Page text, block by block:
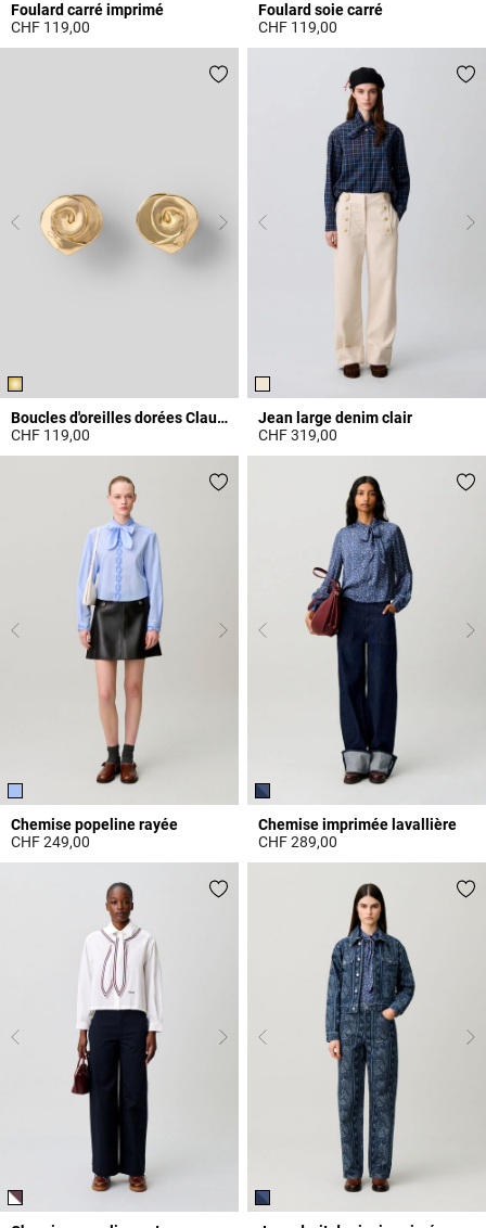
Foulard carré imprimé
CHF 119,00
5 out of 5 Customer Rating
Foulard soie carré
CHF 119,00
4.1 out of 5 Customer Rating
Boucles d'oreilles dorées Claudie
CHF 119,00
Jean large denim clair
CHF 319,00
Chemise popeline rayée
CHF 249,00
Chemise imprimée lavallière
CHF 289,00